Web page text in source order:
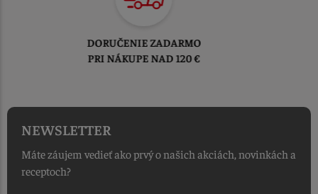
TOVAR ODOSIELAME
DO 1-2 PRACOVNÝCH DNÍ
NEWSLETTER
Máte záujem vedieť ako prvý o našich akciách, novinkách a
receptoch?